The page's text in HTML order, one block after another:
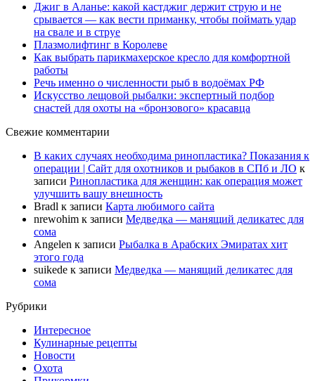
Джиг в Аланье: какой кастджиг держит струю и не
срывается — как вести приманку, чтобы поймать удар
на свале и в струе
Плазмолифтинг в Королеве
Как выбрать парикмахерское кресло для комфортной
работы
Речь именно о численности рыб в водоёмах РФ
Искусство лещовой рыбалки: экспертный подбор
снастей для охоты на «бронзового» красавца
Свежие комментарии
В каких случаях необходима ринопластика? Показания к
операции | Сайт для охотников и рыбаков в СПб и ЛО к
записи Ринопластика для женщин: как операция может
улучшить вашу внешность
Bradl к записи Карта любимого сайта
nrewohim к записи Медведка — манящий деликатес для
сома
Angelen к записи Рыбалка в Арабских Эмиратах хит
этого года
suikede к записи Медведка — манящий деликатес для
сома
Рубрики
Интересное
Кулинарные рецепты
Новости
Охота